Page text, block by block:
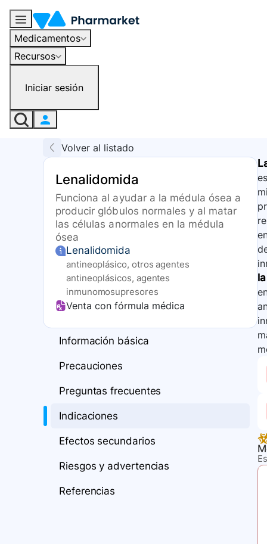
Medicamentos
Recursos
Iniciar sesión
Volver al listado
Lenalidomida
Funciona al ayudar a la médula ósea a
producir glóbulos normales y al matar
las células anormales en la médula
ósea
Lenalidomida
antineoplásico, otros agentes
antineoplásicos, agentes
inmunomosupresores
Venta con fórmula médica
Información básica
Precauciones
Preguntas frecuentes
Indicaciones
Efectos secundarios
Riesgos y advertencias
Referencias